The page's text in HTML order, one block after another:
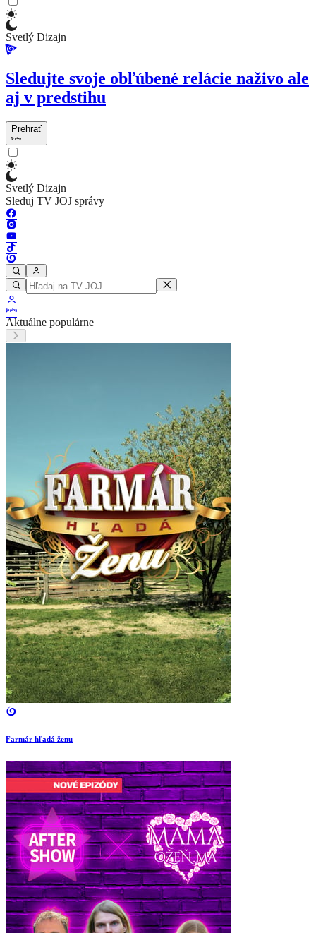
Svetlý Dizajn
Sledujte svoje obľúbené relácie naživo ale
aj v predstihu
Prehrať
Svetlý Dizajn
Sleduj TV JOJ správy
Aktuálne populárne
Farmár hľadá ženu